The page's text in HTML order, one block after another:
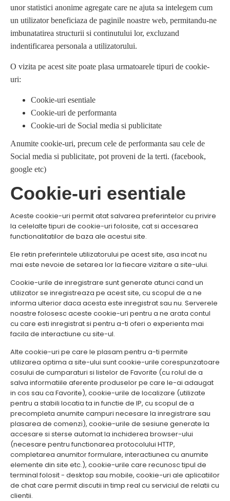
unor statistici anonime agregate care ne ajuta sa intelegem cum
un utilizator beneficiaza de paginile noastre web, permitandu-ne
imbunatatirea structurii si continutului lor, excluzand
indentificarea personala a utilizatorului.
O vizita pe acest site poate plasa urmatoarele tipuri de cookie-
uri:
Cookie-uri esentiale
Cookie-uri de performanta
Cookie-uri de Social media si publicitate
Anumite cookie-uri, precum cele de performanta sau cele de
Social media si publicitate, pot proveni de la terti. (facebook,
google etc)
Cookie-uri esentiale
Aceste cookie-uri permit atat salvarea preferintelor cu privire
la celelalte tipuri de cookie-uri folosite, cat si accesarea
functionalitatilor de baza ale acestui site.
Ele retin preferintele utilizatorului pe acest site, asa incat nu
mai este nevoie de setarea lor la fiecare vizitare a site-ului.
Cookie-urile de inregistrare sunt generate atunci cand un
utilizator se inregistreaza pe acest site, cu scopul de a ne
informa ulterior daca acesta este inregistrat sau nu. Serverele
noastre folosesc aceste cookie-uri pentru a ne arata contul
cu care esti inregistrat si pentru a-ti oferi o experienta mai
facila de interactiune cu site-ul.
Alte cookie-uri pe care le plasam pentru a-ti permite
utilizarea optima a site-ului sunt cookie-urile corespunzatoare
cosului de cumparaturi si listelor de Favorite (cu rolul de a
salva informatiile aferente produselor pe care le-ai adaugat
in cos sau ca Favorite), cookie-urile de localizare (utilizate
pentru a stabili locatia ta in functie de IP, cu scopul de a
precompleta anumite campuri necesare la inregistrare sau
plasarea de comenzi), cookie-urile de sesiune generate la
accesare si sterse automat la inchiderea browser-ului
(necesare pentru functionarea protocolului HTTP,
completarea anumitor formulare, interactiunea cu anumite
elemente din site etc.), cookie-urile care recunosc tipul de
terminal folosit - desktop sau mobile, cookie-uri ale aplicatiilor
de chat care permit discutii in timp real cu serviciul de relatii cu
clientii.